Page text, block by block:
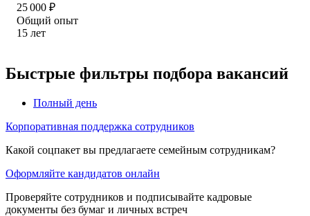
25 000 ₽
Общий опыт
15 лет
Быстрые фильтры подбора вакансий
Полный день
Корпоративная поддержка сотрудников
Какой соцпакет вы предлагаете семейным сотрудникам?
Оформляйте кандидатов онлайн
Проверяйте сотрудников и подписывайте кадровые
документы без бумаг и личных встреч